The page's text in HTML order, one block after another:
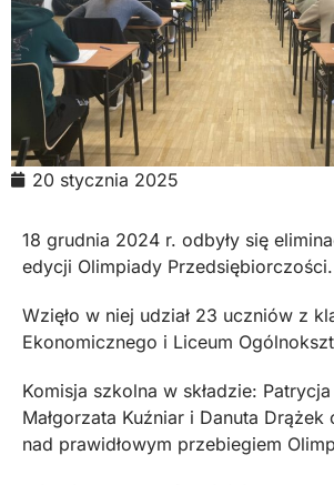
20 stycznia 2025
18 grudnia 2024 r. odbyły się
edycji Olimpiady Przedsiębiorczości.
Wzięło w niej udział 23 uczniów z
Ekonomicznego i Liceum
Komisja szkolna w składzie:
Małgorzata Kuźniar i Danuta Drążek
nad prawidłowym przebiegiem